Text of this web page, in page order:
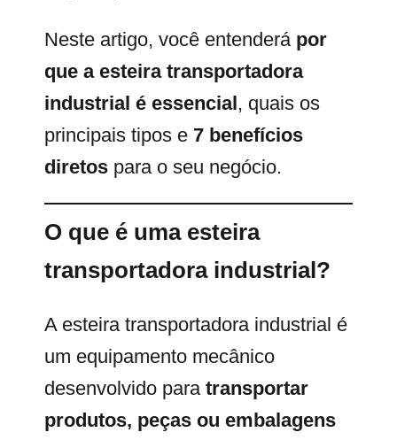
Neste artigo, você entenderá por
que a esteira transportadora
industrial é essencial, quais os
principais tipos e 7 benefícios
diretos para o seu negócio.
O que é uma esteira
transportadora industrial?
A esteira transportadora industrial é
um equipamento mecânico
desenvolvido para transportar
produtos, peças ou embalagens